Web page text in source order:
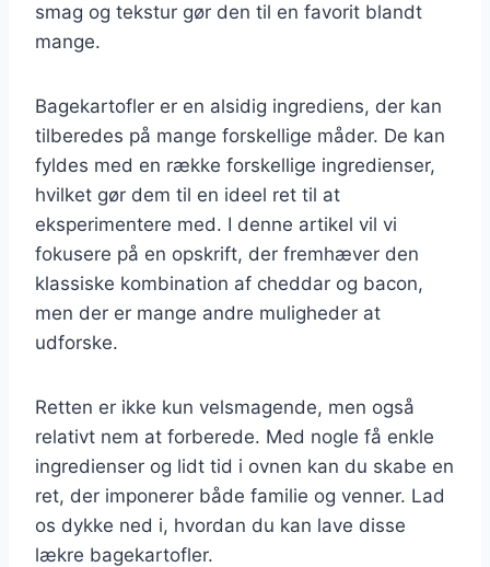
smag og tekstur gør den til en favorit blandt
mange.
Bagekartofler er en alsidig ingrediens, der kan
tilberedes på mange forskellige måder. De kan
fyldes med en række forskellige ingredienser,
hvilket gør dem til en ideel ret til at
eksperimentere med. I denne artikel vil vi
fokusere på en opskrift, der fremhæver den
klassiske kombination af cheddar og bacon,
men der er mange andre muligheder at
udforske.
Retten er ikke kun velsmagende, men også
relativt nem at forberede. Med nogle få enkle
ingredienser og lidt tid i ovnen kan du skabe en
ret, der imponerer både familie og venner. Lad
os dykke ned i, hvordan du kan lave disse
lækre bagekartofler.